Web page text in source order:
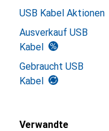
USB Kabel Aktionen
Ausverkauf USB
Kabel
Gebraucht USB
Kabel
Verwandte